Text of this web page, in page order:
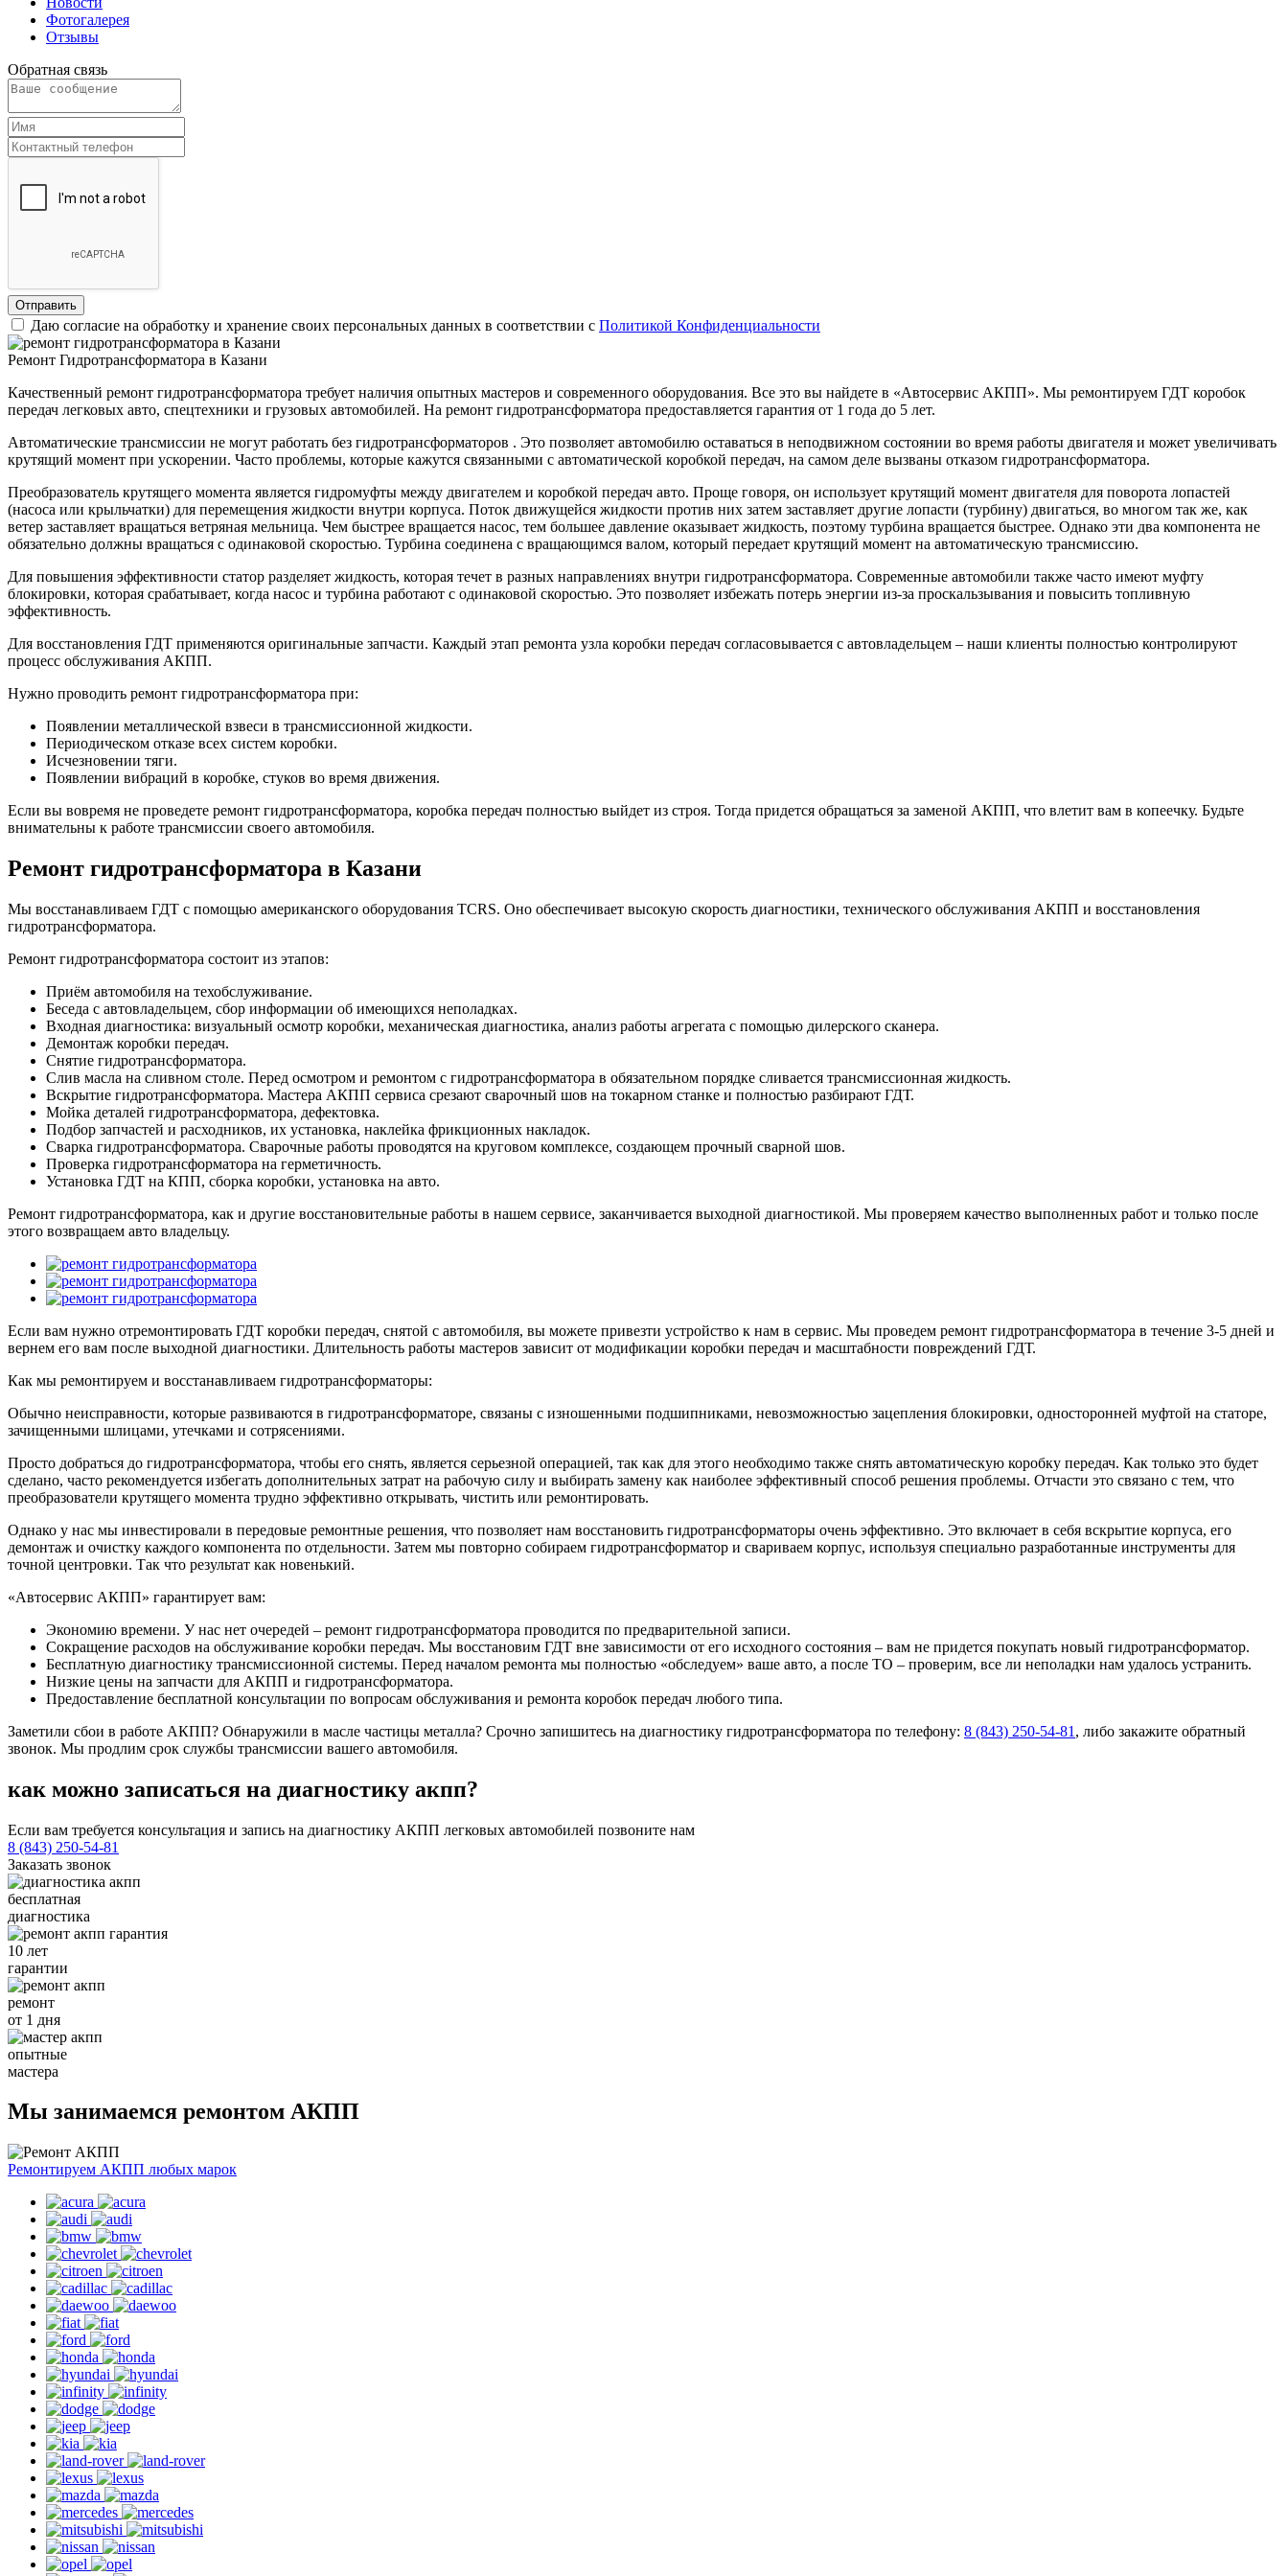
Фотогалерея
Отзывы
Обратная связь
Даю согласие на обработку и хранение своих персональных данных в соответствии с Политикой Конфиденциальности
Ремонт Гидротрансформатора в Казани
Качественный ремонт гидротрансформатора требует наличия опытных мастеров и современного оборудования. Все это вы найдете в «Автосервис АКПП». Мы ремонтируем ГДТ коробок
передач легковых авто, спецтехники и грузовых автомобилей. На ремонт гидротрансформатора предоставляется гарантия от 1 года до 5 лет.
Автоматические трансмиссии не могут работать без гидротрансформаторов . Это позволяет автомобилю оставаться в неподвижном состоянии во время работы двигателя и может увеличивать
крутящий момент при ускорении. Часто проблемы, которые кажутся связанными с автоматической коробкой передач, на самом деле вызваны отказом гидротрансформатора.
Преобразователь крутящего момента является гидромуфты между двигателем и коробкой передач авто. Проще говоря, он использует крутящий момент двигателя для поворота лопастей
(насоса или крыльчатки) для перемещения жидкости внутри корпуса. Поток движущейся жидкости против них затем заставляет другие лопасти (турбину) двигаться, во многом так же, как
ветер заставляет вращаться ветряная мельница. Чем быстрее вращается насос, тем большее давление оказывает жидкость, поэтому турбина вращается быстрее. Однако эти два компонента не
обязательно должны вращаться с одинаковой скоростью. Турбина соединена с вращающимся валом, который передает крутящий момент на автоматическую трансмиссию.
Для повышения эффективности статор разделяет жидкость, которая течет в разных направлениях внутри гидротрансформатора. Современные автомобили также часто имеют муфту
блокировки, которая срабатывает, когда насос и турбина работают с одинаковой скоростью. Это позволяет избежать потерь энергии из-за проскальзывания и повысить топливную
эффективность.
Для восстановления ГДТ применяются оригинальные запчасти. Каждый этап ремонта узла коробки передач согласовывается с автовладельцем – наши клиенты полностью контролируют
процесс обслуживания АКПП.
Нужно проводить ремонт гидротрансформатора при:
Появлении металлической взвеси в трансмиссионной жидкости.
Периодическом отказе всех систем коробки.
Исчезновении тяги.
Появлении вибраций в коробке, стуков во время движения.
Если вы вовремя не проведете ремонт гидротрансформатора, коробка передач полностью выйдет из строя. Тогда придется обращаться за заменой АКПП, что влетит вам в копеечку. Будьте
внимательны к работе трансмиссии своего автомобиля.
Ремонт гидротрансформатора в Казани
Мы восстанавливаем ГДТ с помощью американского оборудования TCRS. Оно обеспечивает высокую скорость диагностики, технического обслуживания АКПП и восстановления
гидротрансформатора.
Ремонт гидротрансформатора состоит из этапов:
Приём автомобиля на техобслуживание.
Беседа с автовладельцем, сбор информации об имеющихся неполадках.
Входная диагностика: визуальный осмотр коробки, механическая диагностика, анализ работы агрегата с помощью дилерского сканера.
Демонтаж коробки передач.
Снятие гидротрансформатора.
Слив масла на сливном столе. Перед осмотром и ремонтом с гидротрансформатора в обязательном порядке сливается трансмиссионная жидкость.
Вскрытие гидротрансформатора. Мастера АКПП сервиса срезают сварочный шов на токарном станке и полностью разбирают ГДТ.
Мойка деталей гидротрансформатора, дефектовка.
Подбор запчастей и расходников, их установка, наклейка фрикционных накладок.
Сварка гидротрансформатора. Сварочные работы проводятся на круговом комплексе, создающем прочный сварной шов.
Проверка гидротрансформатора на герметичность.
Установка ГДТ на КПП, сборка коробки, установка на авто.
Ремонт гидротрансформатора, как и другие восстановительные работы в нашем сервисе, заканчивается выходной диагностикой. Мы проверяем качество выполненных работ и только после
этого возвращаем авто владельцу.
Если вам нужно отремонтировать ГДТ коробки передач, снятой с автомобиля, вы можете привезти устройство к нам в сервис. Мы проведем ремонт гидротрансформатора в течение 3-5 дней и
вернем его вам после выходной диагностики. Длительность работы мастеров зависит от модификации коробки передач и масштабности повреждений ГДТ.
Как мы ремонтируем и восстанавливаем гидротрансформаторы:
Обычно неисправности, которые развиваются в гидротрансформаторе, связаны с изношенными подшипниками, невозможностью зацепления блокировки, односторонней муфтой на статоре,
зачищенными шлицами, утечками и сотрясениями.
Просто добраться до гидротрансформатора, чтобы его снять, является серьезной операцией, так как для этого необходимо также снять автоматическую коробку передач. Как только это будет
сделано, часто рекомендуется избегать дополнительных затрат на рабочую силу и выбирать замену как наиболее эффективный способ решения проблемы. Отчасти это связано с тем, что
преобразователи крутящего момента трудно эффективно открывать, чистить или ремонтировать.
Однако у нас мы инвестировали в передовые ремонтные решения, что позволяет нам восстановить гидротрансформаторы очень эффективно. Это включает в себя вскрытие корпуса, его
демонтаж и очистку каждого компонента по отдельности. Затем мы повторно собираем гидротрансформатор и свариваем корпус, используя специально разработанные инструменты для
точной центровки. Так что результат как новенький.
«Автосервис АКПП» гарантирует вам:
Экономию времени. У нас нет очередей – ремонт гидротрансформатора проводится по предварительной записи.
Сокращение расходов на обслуживание коробки передач. Мы восстановим ГДТ вне зависимости от его исходного состояния – вам не придется покупать новый гидротрансформатор.
Бесплатную диагностику трансмиссионной системы. Перед началом ремонта мы полностью «обследуем» ваше авто, а после ТО – проверим, все ли неполадки нам удалось устранить.
Низкие цены на запчасти для АКПП и гидротрансформатора.
Предоставление бесплатной консультации по вопросам обслуживания и ремонта коробок передач любого типа.
Заметили сбои в работе АКПП? Обнаружили в масле частицы металла? Срочно запишитесь на диагностику гидротрансформатора по телефону: 8 (843) 250-54-81 , либо закажите обратный
звонок. Мы продлим срок службы трансмиссии вашего автомобиля.
как можно записаться на диагностику акпп?
Если вам требуется консультация и запись на диагностику АКПП легковых автомобилей позвоните нам
8 (843) 250-54-81
Заказать звонок
бесплатная
диагностика
10 лет
гарантии
ремонт
от 1 дня
опытные
мастера
Мы занимаемся ремонтом АКПП
Ремонтируем АКПП любых марок